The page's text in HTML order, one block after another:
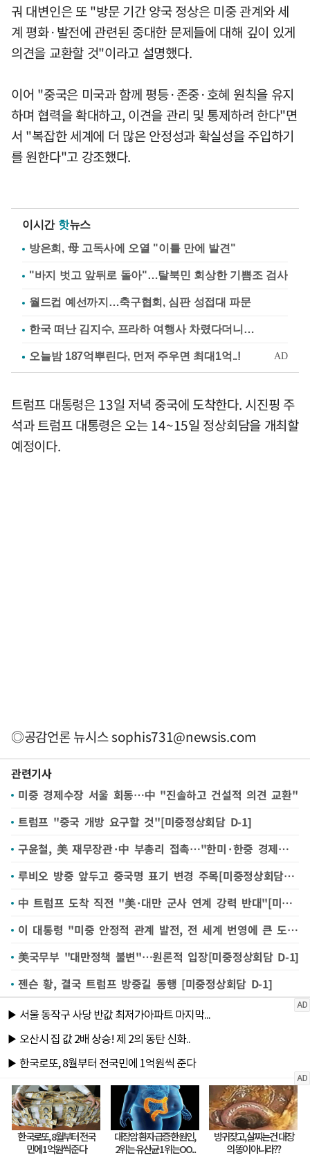
궈 대변인은 또 "방문 기간 양국 정상은 미중 관계와 세
계 평화·발전에 관련된 중대한 문제들에 대해 깊이 있게
의견을 교환할 것"이라고 설명했다.
이어 "중국은 미국과 함께 평등·존중·호혜 원칙을 유지
하며 협력을 확대하고, 이견을 관리 및 통제하려 한다"면
서 "복잡한 세계에 더 많은 안정성과 확실성을 주입하기
를 원한다"고 강조했다.
이시간 핫뉴스
방은희, 母 고독사에 오열 "이틀 만에 발견"
"바지 벗고 앞뒤로 돌아"…탈북민 회상한 기쁨조 검사
월드컵 예선까지…축구협회, 심판 성접대 파문
한국 떠난 김지수, 프라하 여행사 차렸다더니…
트럼프 대통령은 13일 저녁 중국에 도착한다. 시진핑 주
석과 트럼프 대통령은 오는 14~15일 정상회담을 개최할
예정이다.
◎공감언론 뉴시스sophis731@newsis.com
관련기사
미중 경제수장 서울 회동…中 "진솔하고 건설적 의견 교환"
트럼프 "중국 개방 요구할 것"[미중정상회담 D-1]
구윤철, 美 재무장관·中 부총리 접촉…"한미·한중 경제협력 강화"
루비오 방중 앞두고 중국명 표기 변경 주목[미중정상회담 D-1]
中 트럼프 도착 직전 "美·대만 군사 연계 강력 반대"[미중정상회담 D-1]
이 대통령 "미중 안정적 관계 발전, 전 세계 번영에 큰 도움될 것"
美국무부 "대만정책 불변"…원론적 입장[미중정상회담 D-1]
젠슨 황, 결국 트럼프 방중길 동행 [미중정상회담 D-1]